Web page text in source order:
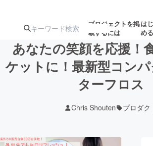
プロジェクトを掲
載するには
はじ
める
注目の新着プロ 募集終了
あなたの笑顔を応援！
ケットに！最新型コン
ターフロス
Chris Shouten プロダク